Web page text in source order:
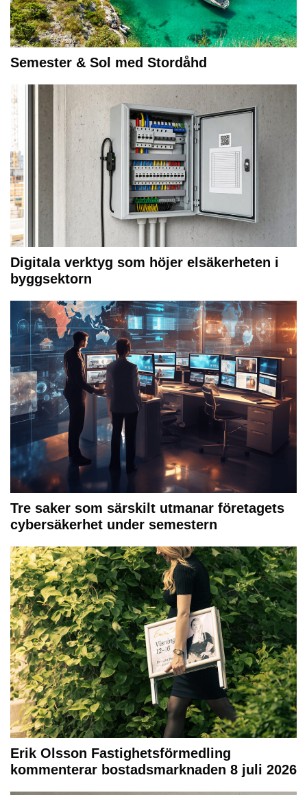
Semester & Sol med Stordåhd
Digitala verktyg som höjer elsäkerheten i
byggsektorn
Tre saker som särskilt utmanar företagets
cybersäkerhet under semestern
Erik Olsson Fastighetsförmedling
kommenterar bostadsmarknaden 8 juli 2026